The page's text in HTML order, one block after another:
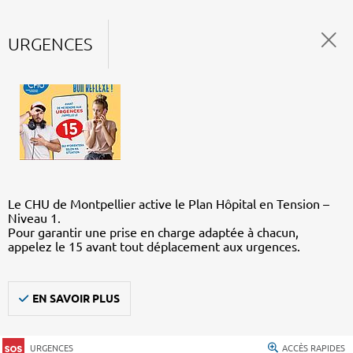
URGENCES
Le CHU de Montpellier active le Plan Hôpital en Tension –
Niveau 1.
Pour garantir une prise en charge adaptée à chacun,
appelez le 15 avant tout déplacement aux urgences.
EN SAVOIR PLUS
URGENCES ACCÈS RAPIDES